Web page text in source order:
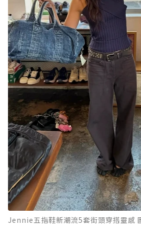
Jennie五指鞋新潮流5套街頭穿搭靈感